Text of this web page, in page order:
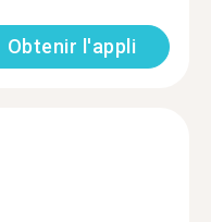
Obtenir l'appli